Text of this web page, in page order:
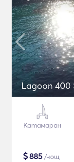
Lagoon 400
Катамаран
$885 /нощ